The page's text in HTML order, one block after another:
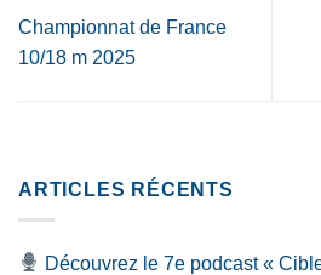
Championnat de France
10/18 m 2025
ARTICLES RÉCENTS
Découvrez le 7e podcast «